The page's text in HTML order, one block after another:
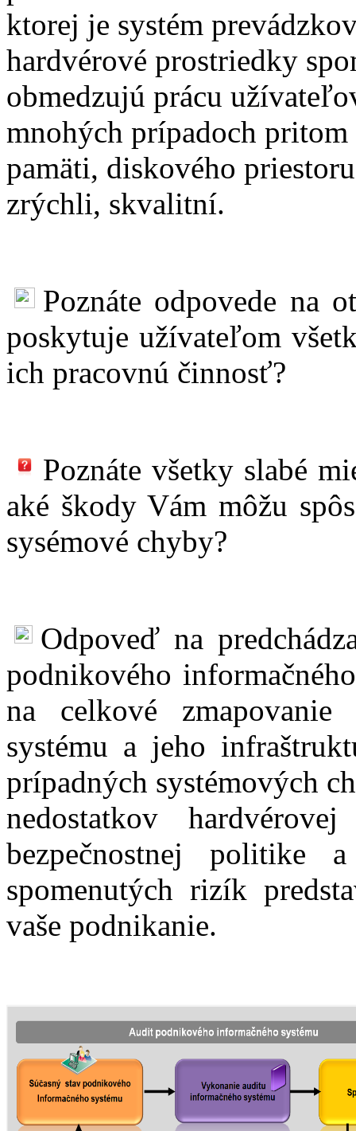
ktorej je systém
hardvérové prostriedky
obmedzujú prácu
mnohých prípadoch pritom
pamäti, diskového
zrýchli, skvalitní.
Poznáte odpovede na
poskytuje užívateľom
ich pracovnú činnosť?
Poznáte všetky slabé
aké škody Vám môžu
sysémové chyby?
Odpoveď na
podnikového
na celkové zmapovanie
systému a jeho
prípadných systémových
nedostatkov
bezpečnostnej politike
spomenutých rizík
vaše podnikanie.